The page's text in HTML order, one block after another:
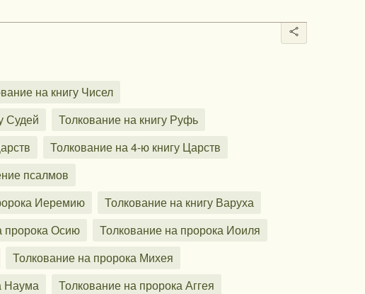
на книгу Чисел
Судей
Толкование на книгу Руфь
Толкование на 4-ю книгу Царств
псалмов
Иеремию
Толкование на книгу Варуха
пророка Осию
Толкование на пророка Иоиля
Толкование на пророка Михея
Наума
Толкование на пророка Аггея